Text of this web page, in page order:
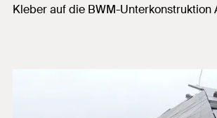
Kleber auf die BWM-Unterkonstruktion